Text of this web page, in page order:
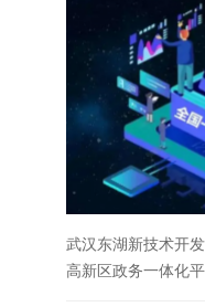
武汉东湖新技术开
高新区政务一体化